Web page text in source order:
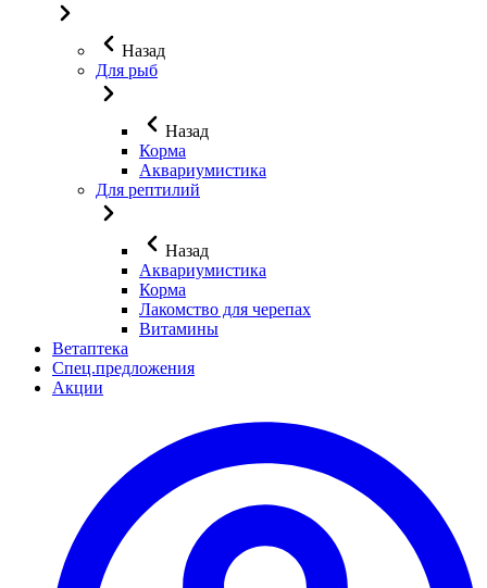
Назад
Для рыб
Назад
Корма
Аквариумистика
Для рептилий
Назад
Аквариумистика
Корма
Лакомство для черепах
Витамины
Ветаптека
Спец.предложения
Акции